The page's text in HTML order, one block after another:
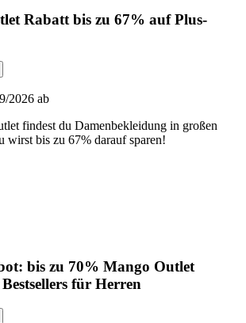
Rabatt bis zu 67% auf Plus-
2026 ab
findest du Damenbekleidung in großen
wirst bis zu 67% darauf sparen!
bis zu 70% Mango Outlet
für Herren